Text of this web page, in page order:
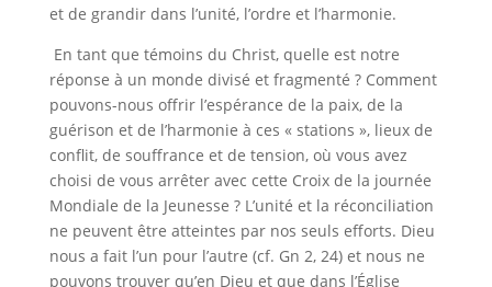
et de grandir dans l’unité, l’ordre et l’harmonie.
En tant que témoins du Christ, quelle est notre
réponse à un monde divisé et fragmenté ? Comment
pouvons-nous offrir l’espérance de la paix, de la
guérison et de l’harmonie à ces « stations », lieux de
conflit, de souffrance et de tension, où vous avez
choisi de vous arrêter avec cette Croix de la journée
Mondiale de la Jeunesse ? L’unité et la réconciliation
ne peuvent être atteintes par nos seuls efforts. Dieu
nous a fait l’un pour l’autre (cf. Gn 2, 24) et nous ne
pouvons trouver qu’en Dieu et que dans l’Église